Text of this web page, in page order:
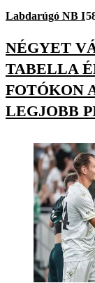
Labdarúgó NB I
NÉGYET
TABELLA
FOTÓKON
LEGJOBB